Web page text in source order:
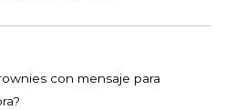
con mensaje para